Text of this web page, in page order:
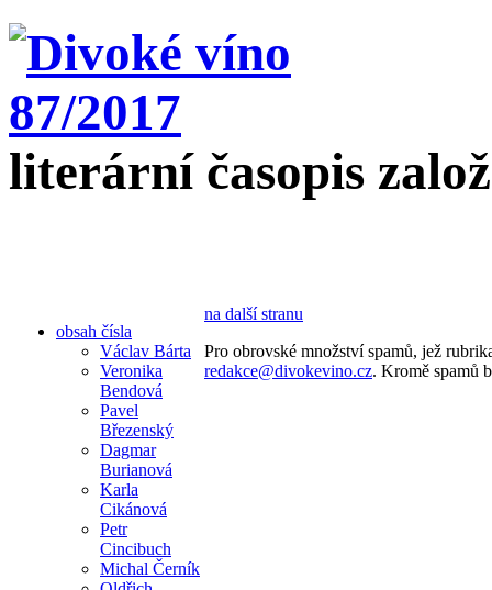
literární časopis
obsah čísla
Václav Bárta
Veronika
Bendová
Pavel
Březenský
Dagmar
Burianová
Karla
Cikánová
Petr
Cincibuch
Michal Černík
na další stranu
Pro obrovské množství spamů, jež
redakce@divokevino.cz. Kromě spamů